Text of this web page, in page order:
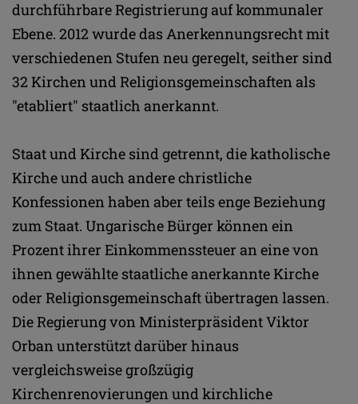
durchführbare Registrierung auf kommunaler
Ebene. 2012 wurde das Anerkennungsrecht mit
verschiedenen Stufen neu geregelt, seither sind
32 Kirchen und Religionsgemeinschaften als
"etabliert" staatlich anerkannt.
Staat und Kirche sind getrennt, die katholische
Kirche und auch andere christliche
Konfessionen haben aber teils enge Beziehung
zum Staat. Ungarische Bürger können ein
Prozent ihrer Einkommenssteuer an eine von
ihnen gewählte staatliche anerkannte Kirche
oder Religionsgemeinschaft übertragen lassen.
Die Regierung von Ministerpräsident Viktor
Orban unterstützt darüber hinaus
vergleichsweise großzügig
Kirchenrenovierungen und kirchliche